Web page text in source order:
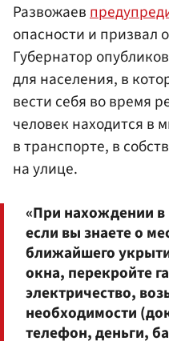
Развожаев
опасности и призвал
Губернатор
для населения, в
вести себя во время
человек находится в
в транспорте, в
на улице.
«При нахождении
если вы знаете о
ближайшего
окна, перекройте
электричество,
необходимости
телефон, деньги,